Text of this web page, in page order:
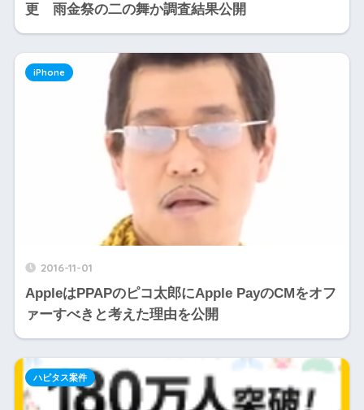
更 雨金祭の二の舞か調査結果公開
2016-11-01
AppleはPPAPのピコ太郎にApple PayのCMをオフ
ァーすべきと考えた理由を公開
iPhone
ハピタス案件